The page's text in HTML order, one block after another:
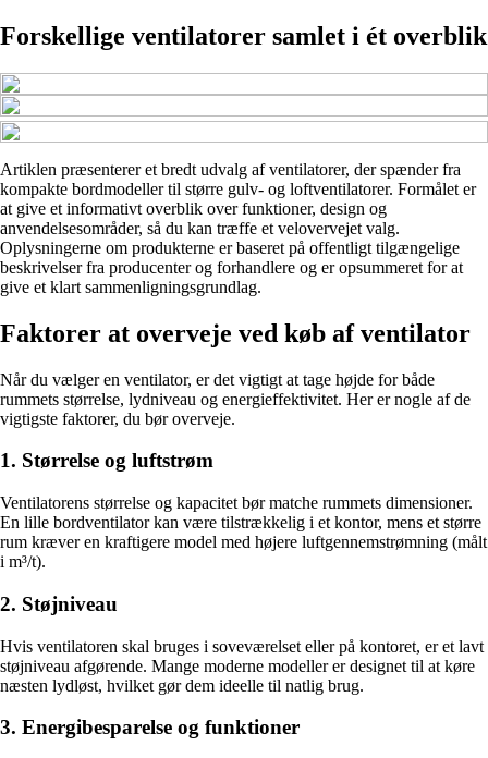
Forskellige ventilatorer samlet i ét overblik
Artiklen præsenterer et bredt udvalg af ventilatorer, der spænder fra
kompakte bordmodeller til større gulv- og loftventilatorer. Formålet er
at give et informativt overblik over funktioner, design og
anvendelsesområder, så du kan træffe et velovervejet valg.
Oplysningerne om produkterne er baseret på offentligt tilgængelige
beskrivelser fra producenter og forhandlere og er opsummeret for at
give et klart sammenligningsgrundlag.
Faktorer at overveje ved køb af ventilator
Når du vælger en ventilator, er det vigtigt at tage højde for både
rummets størrelse, lydniveau og energieffektivitet. Her er nogle af de
vigtigste faktorer, du bør overveje.
1. Størrelse og luftstrøm
Ventilatorens størrelse og kapacitet bør matche rummets dimensioner.
En lille bordventilator kan være tilstrækkelig i et kontor, mens et større
rum kræver en kraftigere model med højere luftgennemstrømning (målt
i m³/t).
2. Støjniveau
Hvis ventilatoren skal bruges i soveværelset eller på kontoret, er et lavt
støjniveau afgørende. Mange moderne modeller er designet til at køre
næsten lydløst, hvilket gør dem ideelle til natlig brug.
3. Energibesparelse og funktioner